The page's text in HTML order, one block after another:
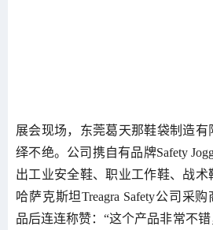
展会现场，东莞葛天那鞋袋制造
绎不绝。公司携自有品牌Safety
出工业安全鞋、职业工作鞋、战术
哈萨克斯坦Treagra Safety公司采
品后连连称赞：“这个产品非常不